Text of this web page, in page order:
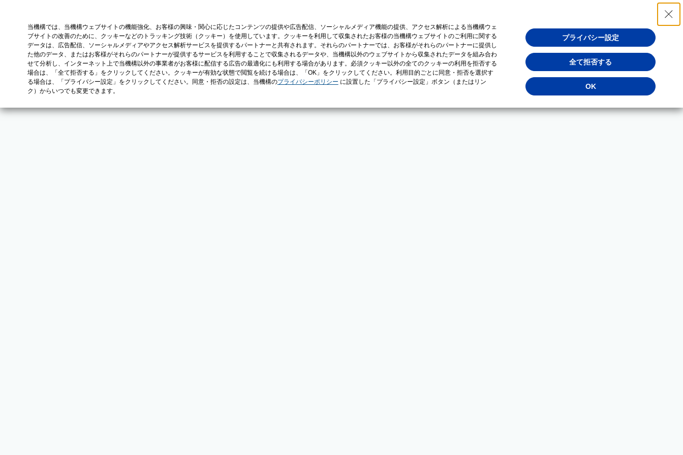
当機構では、当機構ウェブサイトの機能強化、お客様の興味・関心に応じたコンテンツの提供や広告配信、ソーシャルメディア機能の提供、アクセス解析による当機構ウェ
ブサイトの改善のために、クッキーなどのトラッキング技術（クッキー）を使用しています。クッキーを利用して収集されたお客様の当機構ウェブサイトのご利用に関する
データは、広告配信、ソーシャルメディアやアクセス解析サービスを提供するパートナーと共有されます。それらのパートナーでは、お客様がそれらのパートナーに提供し
た他のデータ、またはお客様がそれらのパートナーが提供するサービスを利用することで収集されるデータや、当機構以外のウェブサイトから収集されたデータを組み合わ
せて分析し、インターネット上で当機構以外の事業者がお客様に配信する広告の最適化にも利用する場合があります。必須クッキー以外の全てのクッキーの利用を拒否する
場合は、「全て拒否する」をクリックしてください。クッキーが有効な状態で閲覧を続ける場合は、「OK」をクリックしてください。利用目的ごとに同意・拒否を選択す
る場合は、「プライバシー設定」をクリックしてください。同意・拒否の設定は、当機構のプライバシーポリシー に設置した「プライバシー設定」ボタン（またはリン
ク）からいつでも変更できます。
プライバシー設定
全て拒否する
OK